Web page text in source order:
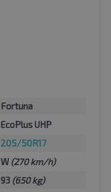
Fortuna
EcoPlus UHP
205/50R17
W (270 km/h)
93 (650 kg)